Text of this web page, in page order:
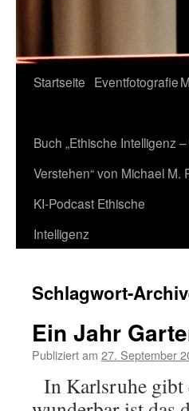
Zum
springen
Startseite Eventfotografie
Buch „Ethische Intelligenz
Verstehen“ von Michael M.
KI-Podcast Ethische
Intelligenz
Schlagwort-
Ein Jahr
Publiziert am 27. September
In Karlsruhe gibt